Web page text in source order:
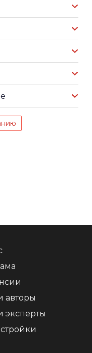
авторы
эксперты